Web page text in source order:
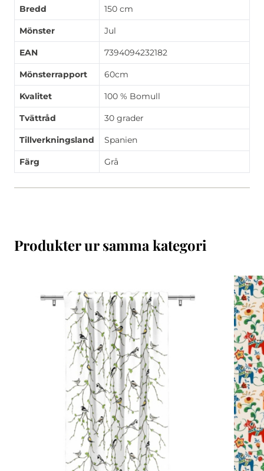
Bredd 150 cm
Mönster Jul
EAN 7394094232182
Mönsterrapport 60cm
Kvalitet 100 % Bomull
Tvättråd 30 grader
Tillverkningsland Spanien
Färg Grå
Produkter ur samma kategori